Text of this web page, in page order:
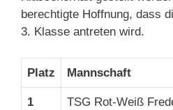
berechtigte Hoffnung, dass
3. Klasse antreten wird.
Platz Mannschaft
1 TSG Rot-Weiß